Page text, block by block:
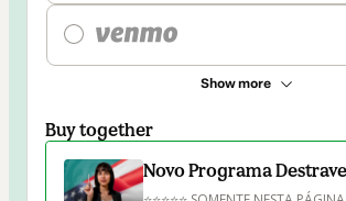
Show more
Buy together
Novo Programa